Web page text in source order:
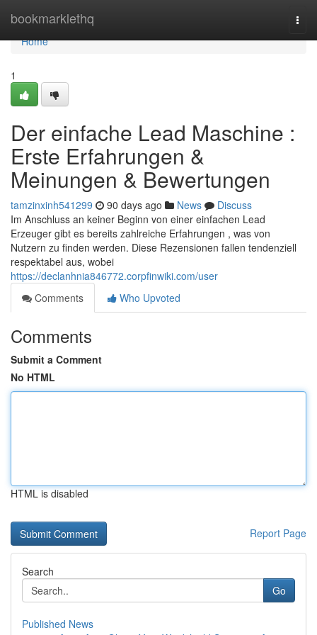
bookmarklethq
Home
Home
1
Der einfache Lead Maschine :
Erste Erfahrungen &
Meinungen & Bewertungen
tamzinxinh541299 90 days ago News
Discuss
Im Anschluss an keiner Beginn von einer einfachen Lead
Erzeuger gibt es bereits zahlreiche Erfahrungen , was von
Nutzern zu finden werden. Diese Rezensionen fallen tendenziell
respektabel aus, wobei
https://declanhnia846772.corpfinwiki.com/user
Comments
Who Upvoted
Comments
Submit a Comment
No HTML
HTML is disabled
Report Page
Search
Go
Published News